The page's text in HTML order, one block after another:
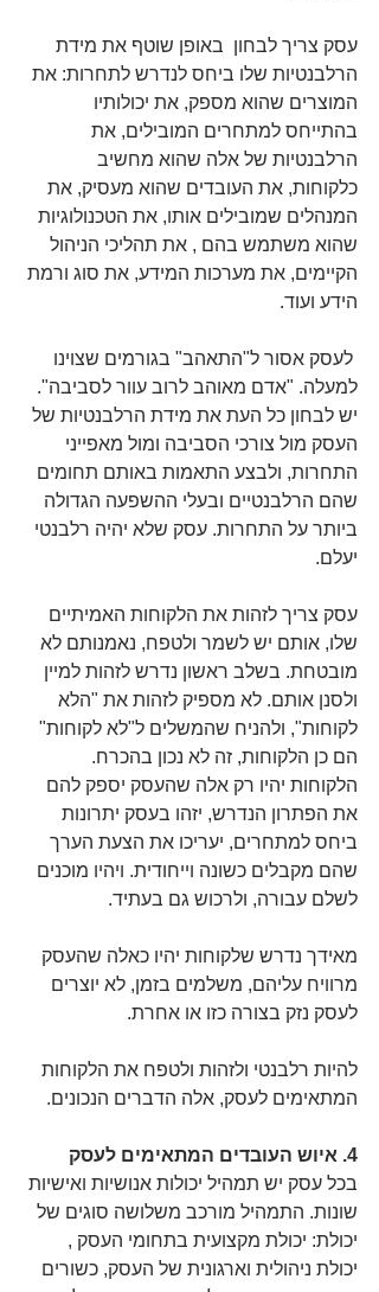
עסק צריך לבחון  באופן שוטף את מידת
הרלבנטיות שלו ביחס לנדרש לתחרות: את
המוצרים שהוא מספק, את יכולותיו
בהתייחס למתחרים המובילים, את
הרלבנטיות של אלה שהוא מחשיב
כלקוחות, את העובדים שהוא מעסיק, את
המנהלים שמובילים אותו, את הטכנולוגיות
שהוא משתמש בהם , את תהליכי הניהול
הקיימים, את מערכות המידע, את סוג ורמת
הידע ועוד.
לעסק אסור ל"התאהב" בגורמים שצוינו
למעלה. "אדם מאוהב לרוב עוור לסביבה".
יש לבחון כל העת את מידת הרלבנטיות של
העסק מול צורכי הסביבה ומול מאפייני
התחרות, ולבצע התאמות באותם תחומים
שהם הרלבנטיים ובעלי ההשפעה הגדולה
ביותר על התחרות. עסק שלא יהיה רלבנטי
יעלם.
עסק צריך לזהות את הלקוחות האמיתיים
שלו, אותם יש לשמר ולטפח, נאמנותם לא
מובטחת. בשלב ראשון נדרש לזהות למיין
ולסנן אותם. לא מספיק לזהות את "הלא
לקוחות", ולהניח שהמשלים ל"לא לקוחות"
הם כן הלקוחות, זה לא נכון בהכרח.
הלקוחות יהיו רק אלה שהעסק יספק להם
את הפתרון הנדרש, יזהו בעסק יתרונות
ביחס למתחרים, יעריכו את הצעת הערך
שהם מקבלים כשונה וייחודית. ויהיו מוכנים
לשלם עבורה, ולרכוש גם בעתיד.
מאידך נדרש שלקוחות יהיו כאלה שהעסק
מרוויח עליהם, משלמים בזמן, לא יוצרים
לעסק נזק בצורה כזו או אחרת.
להיות רלבנטי ולזהות ולטפח את הלקוחות
המתאימים לעסק, אלה הדברים הנכונים.
4. איוש העובדים המתאימים לעסק
בכל עסק יש תמהיל יכולות אנושיות ואישיות
שונות. התמהיל מורכב משלושה סוגים של
יכולת: יכולת מקצועית בתחומי העסק ,
יכולת ניהולית וארגונית של העסק, כשורים